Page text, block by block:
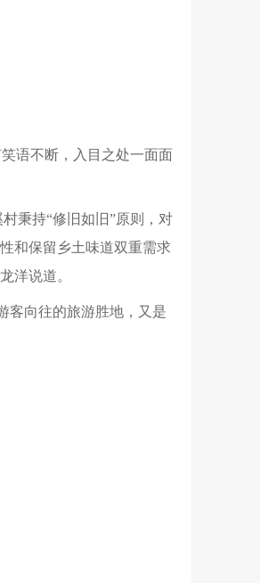
语不断，入目之处一面面
秉持“修旧如旧”原则，对
和保留乡土味道双重需求
洋说道。
客向往的旅游胜地，又是